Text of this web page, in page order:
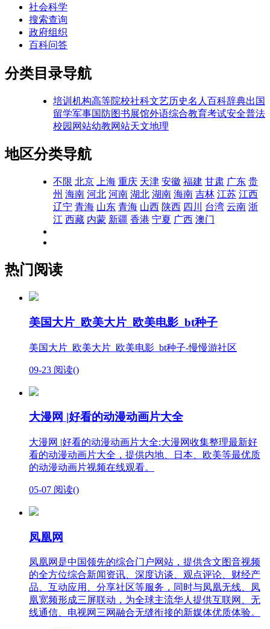
社会科学
搜索查询
政府组织
百科问答
分类目录导航
培训机构高等院校社科文艺历史名人 百科辞典出国
留学军事国防图书展馆外语综合教育考试安全普法
校园网站幼教网站天文地理
地区分类导航
不限 北京 上海 重庆 天津 安徽 福建 甘肃 广东 贵
州 海南 河北 河南 湖北 湖南 海南 吉林 江苏 江西
辽宁 青海 山东 青海 山西 陕西 四川 台湾 云南 浙
江 西藏 内蒙 新疆 香港 宁夏 广西 澳门
热门阅读
美国大片_欧美大片_欧美电影_bt种子
美国大片_欧美大片_欧美电影_bt种子-慢慢游社区
09-23 阅读()
大漫网 |好看的动漫动画片大全
大漫网 |好看的动漫动画片大全:大漫网收集整理最新好
看的动漫动画片大全，提供内地、日本、欧美等最优质
的动漫动画片视频在线观看。
05-07 阅读()
凤凰网
凤凰网是中国领先的综合门户网站，提供含文图音视频
的全方位综合新闻资讯、深度访谈、观点评论、财经产
品、互动应用、分享社区等服务，同时与凤凰无线、凤
凰宽频形成三屏联动，为全球主流华人提供互联网、无
线通信、电视网三网融合无缝衔接的新媒体优质体验。